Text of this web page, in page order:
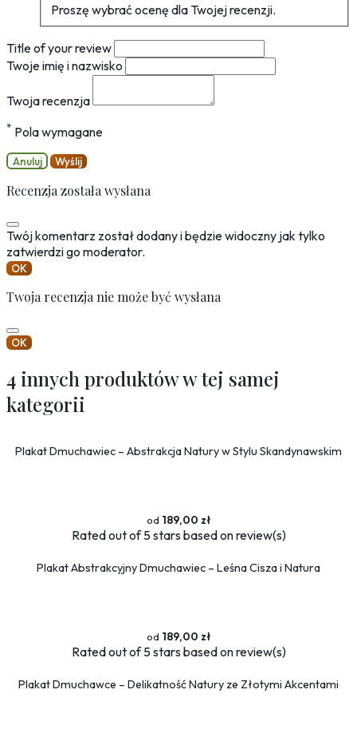
Proszę wybrać ocenę dla Twojej recenzji.
Title of your review
Twoje imię i nazwisko
Twoja recenzja
* Pola wymagane
Anuluj Wyślij
Recenzja została wysłana
Twój komentarz został dodany i będzie widoczny jak tylko
zatwierdzi go moderator.
OK
Twoja recenzja nie może być wysłana
OK
4 innych produktów w tej samej
kategorii
Plakat Dmuchawiec – Abstrakcja Natury w Stylu Skandynawskim
189,00 zł
Ratedout of 5 stars based onreview(s)
Plakat Abstrakcyjny Dmuchawiec – Leśna Cisza i Natura
189,00 zł
Ratedout of 5 stars based onreview(s)
Plakat Dmuchawce – Delikatność Natury ze Złotymi Akcentami